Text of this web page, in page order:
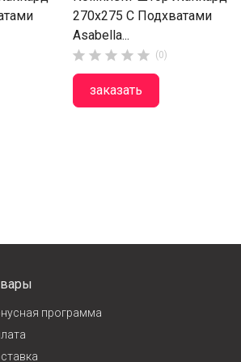
270х275 С Подхватами
Asabella...
     (0)
заказать
программа